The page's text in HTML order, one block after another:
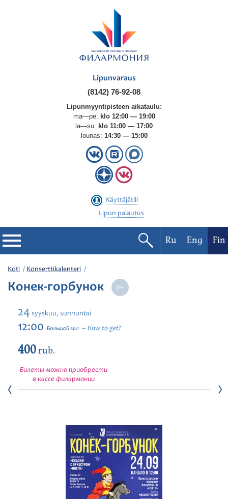
Lipunvaraus
(8142) 76-92-08
Lipunmyyntipisteen aikataulu:
ma—pe: klo 12:00 — 19:00
la—su: klo 11:00 — 17:00
lounas: 14:30 — 15:00
Käyttäjätili
Lipun palautus
Filharmonia
Konserttikalenteri
Festivaalit
Ru Eng Fin
Koti Konserttikalenteri
Конек-горбунок
24 syyskuu, sunnuntai
12:00 Большой зал How to get?
400rub.
Билеты можно приобрести
в кассе филармонии